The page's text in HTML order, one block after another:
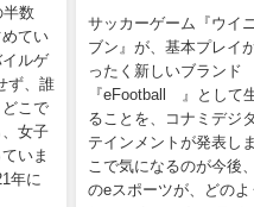
半数
てい
ルゲ
ず、誰
こで
女子
いま
年に
サッカーゲーム『ウイ
ブン』が、基本プレイ
ったく新しいブランド
『eFootball™』として
ることを、コナミデジ
テインメントが発表し
こで気になるのが今後
のeスポーツが、どのよ